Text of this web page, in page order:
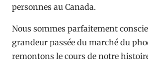
personnes au Canada.
Nous sommes parfaitement
grandeur passée du marché du
remontons le cours de notre